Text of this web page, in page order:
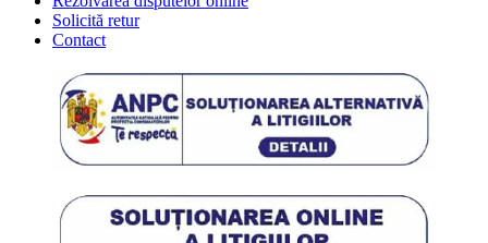
Solicită retur
Contact